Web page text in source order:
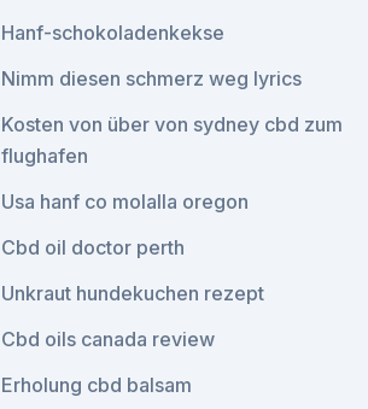
Hanf-schokoladenkekse
Nimm diesen schmerz weg lyrics
Kosten von über von sydney cbd zum
flughafen
Usa hanf co molalla oregon
Cbd oil doctor perth
Unkraut hundekuchen rezept
Cbd oils canada review
Erholung cbd balsam